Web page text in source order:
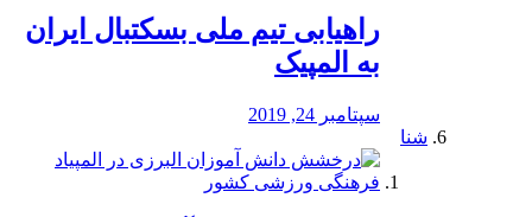
راهیابی تیم ملی بسکتبال ایران
به المپیک
سپتامبر 24, 2019
شنا